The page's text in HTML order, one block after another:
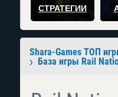
СТРАТЕГИИ
Shara-Games ТОП
База игры Rail